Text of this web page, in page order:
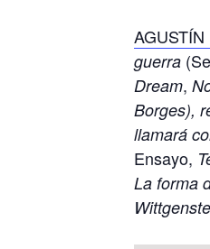
guerra
Dream,
Borges),
llamará
Ensayo,
La forma